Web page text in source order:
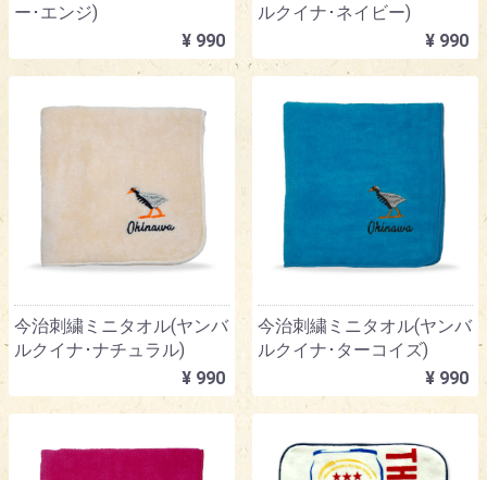
ー･エンジ)
¥ 990
ルクイナ･ネイビー)
¥ 990
今治刺繍ミニタオル(ヤンバ
ルクイナ･ナチュラル)
¥ 990
今治刺繍ミニタオル(ヤンバ
ルクイナ･ターコイズ)
¥ 990